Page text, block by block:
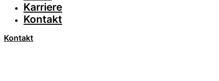
Karriere
Kontakt
Kontakt